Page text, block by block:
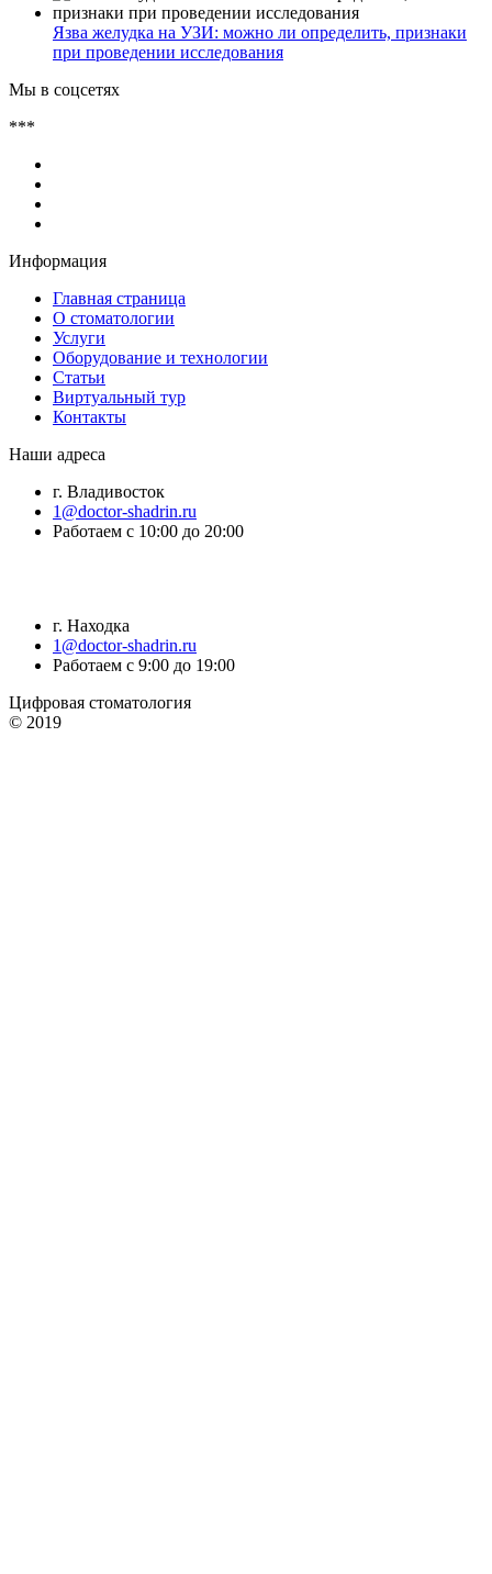
Язва желудка на УЗИ: можно ли определить, признаки
при проведении исследования
Мы в соцсетях
***
Информация
Главная страница
О стоматологии
Услуги
Оборудование и технологии
Статьи
Виртуальный тур
Контакты
Наши адреса
г. Владивосток
1@doctor-shadrin.ru
Работаем с 10:00 до 20:00
г. Находка
1@doctor-shadrin.ru
Работаем с 9:00 до 19:00
Цифровая стоматология
© 2019